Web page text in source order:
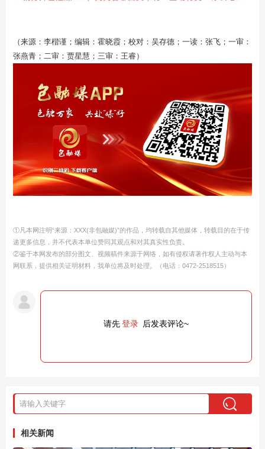
（来源：李楷谨；编辑：霍晓霞；校对：吴存德；一读：张飞；一审：
张燕青；二审：贾星慧；三审：王睿）
①凡本网注明“来源：XXX(非包融媒)”的作品，均转载自其他媒体，转载目的在于传
递更多信息，并不代表本单位赞同其观点和对其真实性负责。
②鉴于本网发布的部分图文、视频稿件来源于网络，如有侵权请著作权人主动与本
网联系，提供相关证明材料，我单位将及时处理。（电话：0472-2518515）
请先登录 后发表评论~
相关新闻